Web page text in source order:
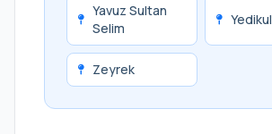
Yavuz Sultan
Selim
Zeyrek